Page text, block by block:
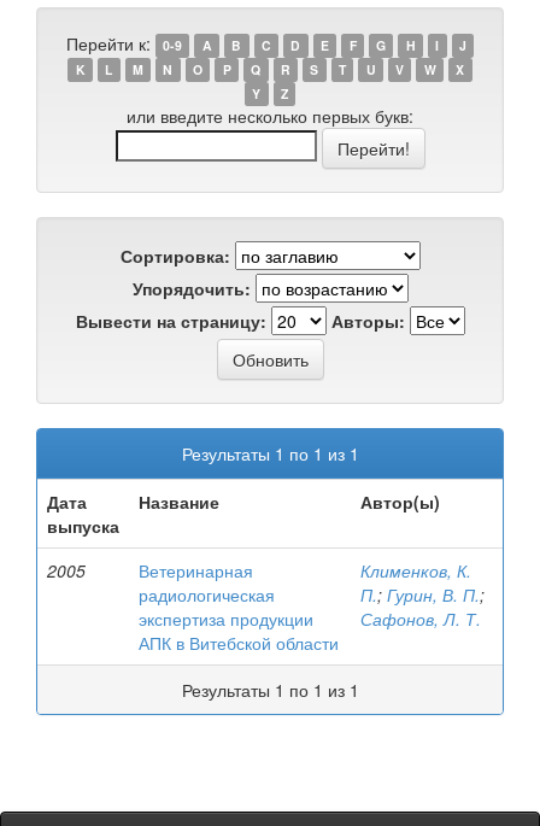
Перейти к: 0-9 A B C D E F G H I
J
K
L M N O P Q R S T U V W
X
Y
Z
или введите несколько первых букв:
Сортировка:
Упорядочить:
Вывести на страницу:
Авторы:
Результаты 1 по 1 из 1
Дата
выпуска
Название Автор(ы)
2005
Ветеринарная
радиологическая
экспертиза продукции
АПК в Витебской области
Клименков, К.
П.; Гурин, В. П.;
Сафонов, Л. Т.
Результаты 1 по 1 из 1